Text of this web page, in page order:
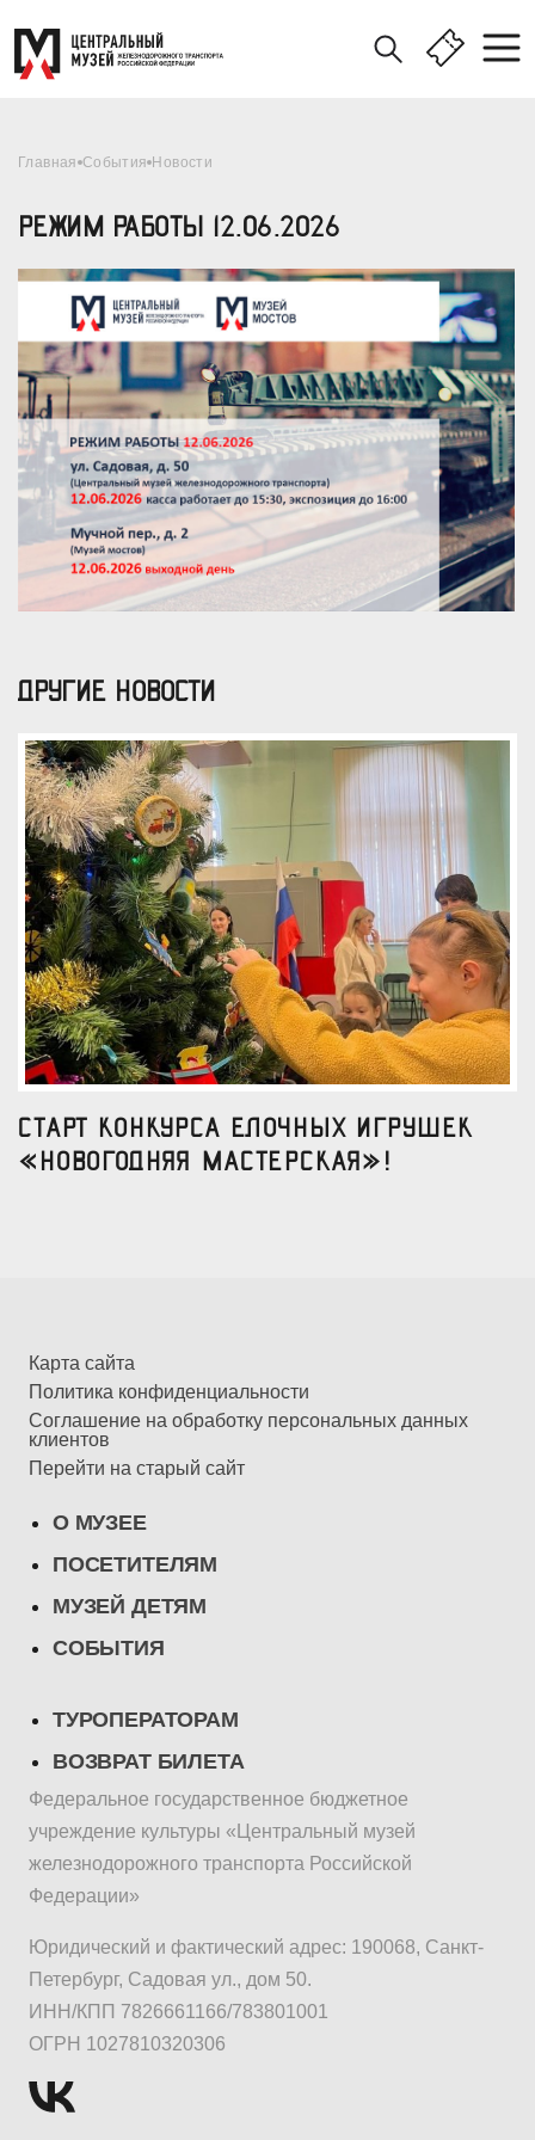
Главная События Новости
РЕЖИМ РАБОТЫ 12.06.2026
ДРУГИЕ НОВОСТИ
Старт конкурса елочных игрушек
«Новогодняя мастерская»!
Карта сайта
Политика конфиденциальности
Соглашение на обработку персональных данных
клиентов
Перейти на старый сайт
О МУЗЕЕ
ПОСЕТИТЕЛЯМ
МУЗЕЙ ДЕТЯМ
СОБЫТИЯ
ТУРОПЕРАТОРАМ
ВОЗВРАТ БИЛЕТА
Федеральное государственное бюджетное
учреждение культуры «Центральный музей
железнодорожного транспорта Российской
Федерации»
Юридический и фактический адрес: 190068, Санкт-
Петербург, Садовая ул., дом 50.
ИНН/КПП 7826661166/783801001
ОГРН 1027810320306